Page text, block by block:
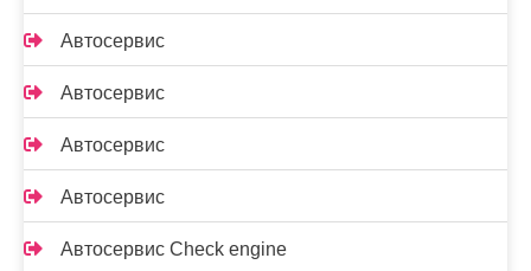
Автосервис
Автосервис
Автосервис
Автосервис
Автосервис Check engine